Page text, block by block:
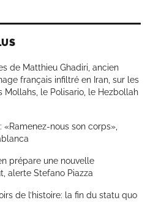
de Matthieu Ghadiri, ancien
français infiltré en Iran, sur les
Mollahs, le Polisario, le Hezbollah
«Ramenez-nous son corps»,
prépare une nouvelle
alerte Stefano Piazza
de l’histoire: la fin du statu quo